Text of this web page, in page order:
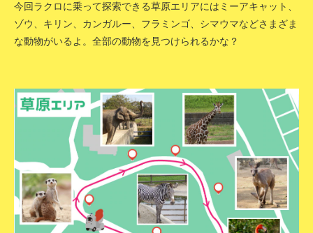
今回ラクロに乗って探索できる草原エリアにはミーアキャット、
ゾウ、キリン、カンガルー、フラミンゴ、シマウマなどさまざま
な動物がいるよ。全部の動物を見つけられるかな？